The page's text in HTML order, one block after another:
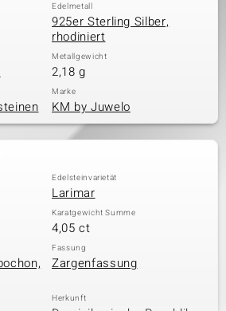
Edelmetall
925er Sterling Silber,
rhodiniert
Metallgewicht
2,18 g
Marke
KM by Juwelo
Edelsteinvarietät
Larimar
Karatgewicht Summe
4,05 ct
Fassung
Zargenfassung
Herkunft